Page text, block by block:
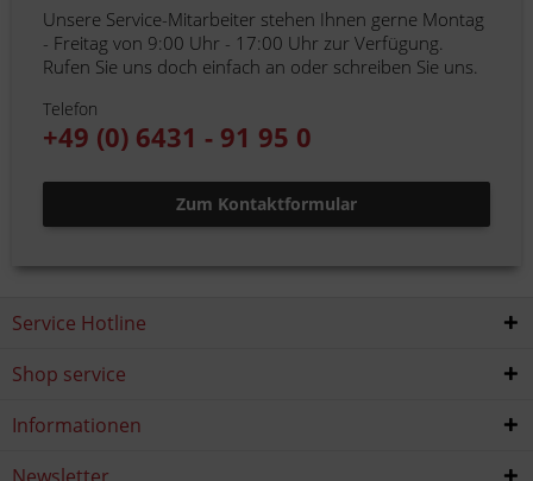
Unsere Service-Mitarbeiter stehen Ihnen gerne Montag
- Freitag von 9:00 Uhr - 17:00 Uhr zur Verfügung.
Rufen Sie uns doch einfach an oder schreiben Sie uns.
Telefon
+49 (0) 6431 - 91 95 0
Zum Kontaktformular
Service Hotline
Shop service
Informationen